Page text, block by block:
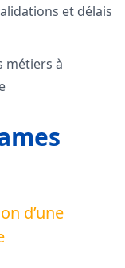
et délais
métiers à
d’une